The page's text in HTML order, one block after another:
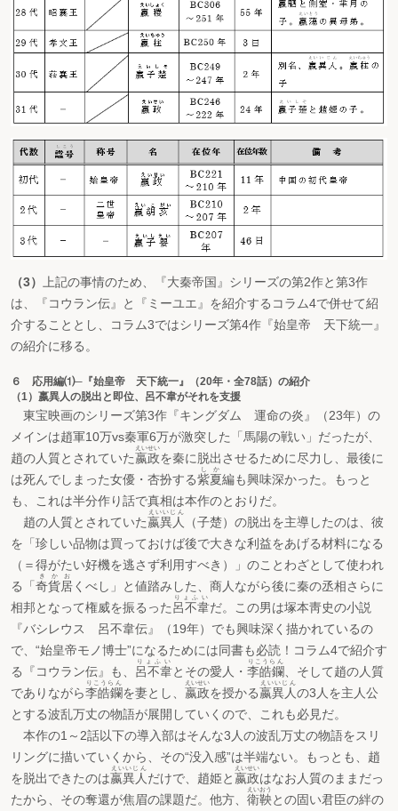
（3） 上記の事情のため、『大秦帝国』シリーズの第2作と第3作
は、『コウラン伝』と『ミーユエ』を紹介するコラム4で併せて紹
介することとし、コラム3ではシリーズ第4作『始皇帝 天下統一』
の紹介に移る。
６ 応用編⑴─『始皇帝 天下統一』（20年・全78話）の紹介
（1）嬴異人の脱出と即位、呂不韋がそれを支援
東宝映画のシリーズ第3作『キングダム 運命の炎』（23年）の
メインは趙軍10万vs秦軍6万が激突した「馬陽の戦い」だったが、
趙の人質とされていた嬴政
えいせい
を秦に脱出させるために尽力し、最後に
は死んでしまった女優・杏扮する紫夏
しか
編も興味深かった。もっと
も、これは半分作り話で真相は本作のとおりだ。
趙の人質とされていた嬴異人
えいいじん
（子楚）の脱出を主導したのは、彼
を「珍しい品物は買っておけば後で大きな利益をあげる材料になる
（＝得がたい好機を逃さず利用すべき）」のことわざとして使われ
る「 奇貨居
きかお
くべし」と値踏みした、商人ながら後に秦の丞相さらに
相邦となって権威を振るった呂不韋
りょふい
だ。この男は塚本靑史の小説
『バシレウス 呂不韋伝』（19年）でも興味深く描かれているの
で、“始皇帝モノ博士”になるためには同書も必読！コラム4で紹介す
る『コウラン伝』も、 呂不韋
りょふい
とその愛人・ 李皓鑭
りこうらん
、そして趙の人質
でありながら李皓鑭
りこうらん
を妻とし、 嬴政
えいせい
を授かる嬴異人
えいいじん
の3人を主人公
とする波乱万丈の物語が展開していくので、これも必見だ。
本作の1～2話以下の導入部はそんな3人の波乱万丈の物語をスリ
リングに描いていくから、その“没入感”は半端ない。もっとも、趙
を脱出できたのは嬴異人
えいいじん
だけで、趙姫と嬴政
えいせい
はなお人質のままだっ
たから、その奪還が焦眉の課題だ。他方、 衛鞅
えいおう
との固い君臣の絆の